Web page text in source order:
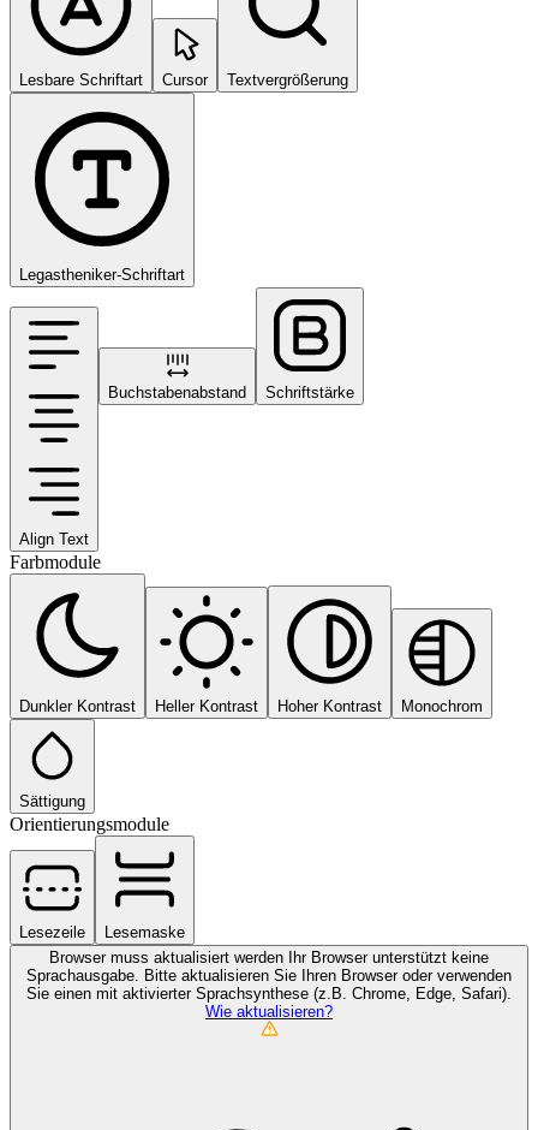
Lesbare Schriftart Cursor Textvergrößerung
Legastheniker-Schriftart
Align Text
Buchstabenabstand Schriftstärke
Farbmodule
Dunkler Kontrast Heller Kontrast Hoher Kontrast Monochrom
Sättigung
Orientierungsmodule
Lesezeile
Lesemaske
Browser muss aktualisiert werden Ihr Browser unterstützt keine
Sprachausgabe. Bitte aktualisieren Sie Ihren Browser oder verwenden
Sie einen mit aktivierter Sprachsynthese (z.B. Chrome, Edge, Safari).
Wie aktualisieren?